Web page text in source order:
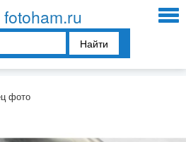
fotoham.ru
Найти
фото